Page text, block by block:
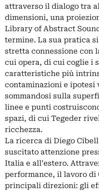
attraverso il dialogo tra
dimensioni, una
Library of Abstract
termine. La sua pratica
stretta connessione con
cui opera, di cui coglie i
caratteristiche più
contaminazioni e ipotesi
sommandosi sulla
linee e punti
spazi, di cui Tegeder
ricchezza.
La ricerca di Diego
suscitato attenzione
Italia e all’estero.
performance, il lavoro di
principali direzioni: gli